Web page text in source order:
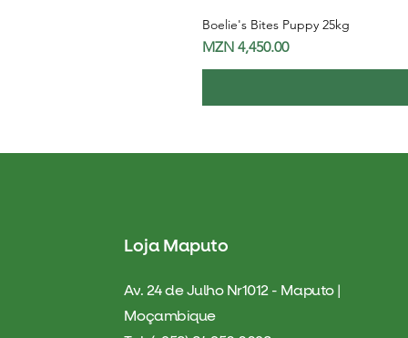
Boelie's Bites Puppy 25kg
Price
MZN 4,450.00
Loja Maputo
Av. 24 de Julho Nr1012 - Maputo |
Moçambique